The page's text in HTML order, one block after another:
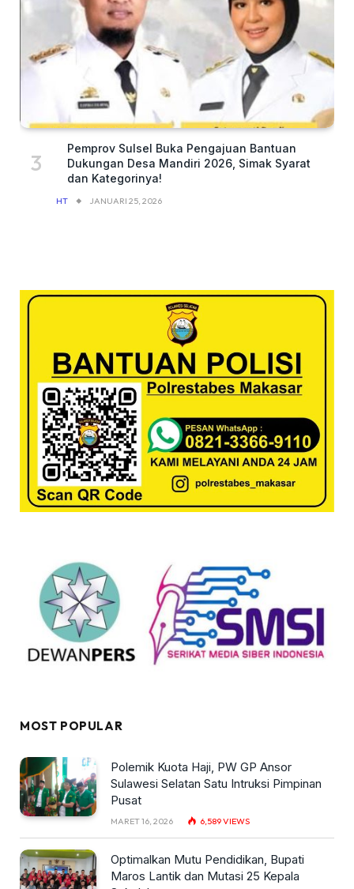
Pemprov Sulsel Buka Pengajuan Bantuan
Dukungan Desa Mandiri 2026, Simak Syarat
dan Kategorinya!
HT JANUARI 25, 2026
MOST POPULAR
Polemik Kuota Haji, PW GP Ansor
Sulawesi Selatan Satu Intruksi Pimpinan
Pusat
MARET 16, 2026 6,589VIEWS
Optimalkan Mutu Pendidikan, Bupati
Maros Lantik dan Mutasi 25 Kepala